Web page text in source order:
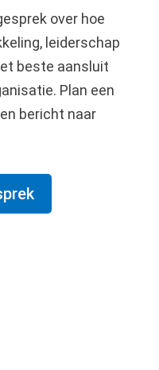
over hoe
leiderschap
beste aansluit
Plan een
bericht naar